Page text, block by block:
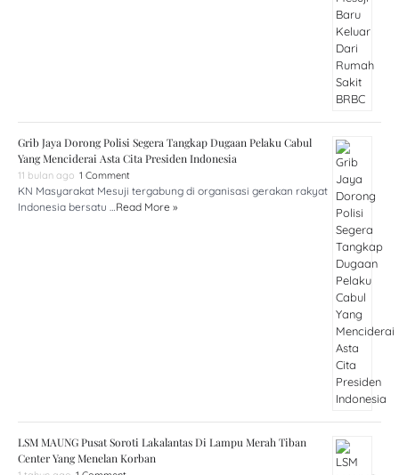
Grib Jaya Dorong Polisi Segera Tangkap Dugaan Pelaku Cabul
Yang Menciderai Asta Cita Presiden Indonesia
11 bulan ago 1 Comment
KN Masyarakat Mesuji tergabung di organisasi gerakan rakyat
Indonesia bersatu … Read More »
LSM MAUNG Pusat Soroti Lakalantas Di Lampu Merah Tiban
Center Yang Menelan Korban